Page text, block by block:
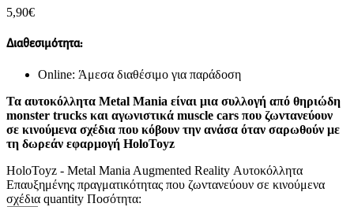
5,90€
Διαθεσιμότητα:
Online: Άμεσα διαθέσιμο για παράδοση
Τα αυτοκόλλητα Metal Mania είναι μια συλλογή από θηριώδη
monster trucks και αγωνιστικά muscle cars που ζωντανεύουν
σε κινούμενα σχέδια που κόβουν την ανάσα όταν σαρωθούν με
τη δωρεάν εφαρμογή HoloToyz
HoloToyz - Metal Mania Augmented Reality Αυτοκόλλητα
Επαυξημένης πραγματικότητας που ζωντανεύουν σε κινούμενα
σχέδια quantity Ποσότητα: